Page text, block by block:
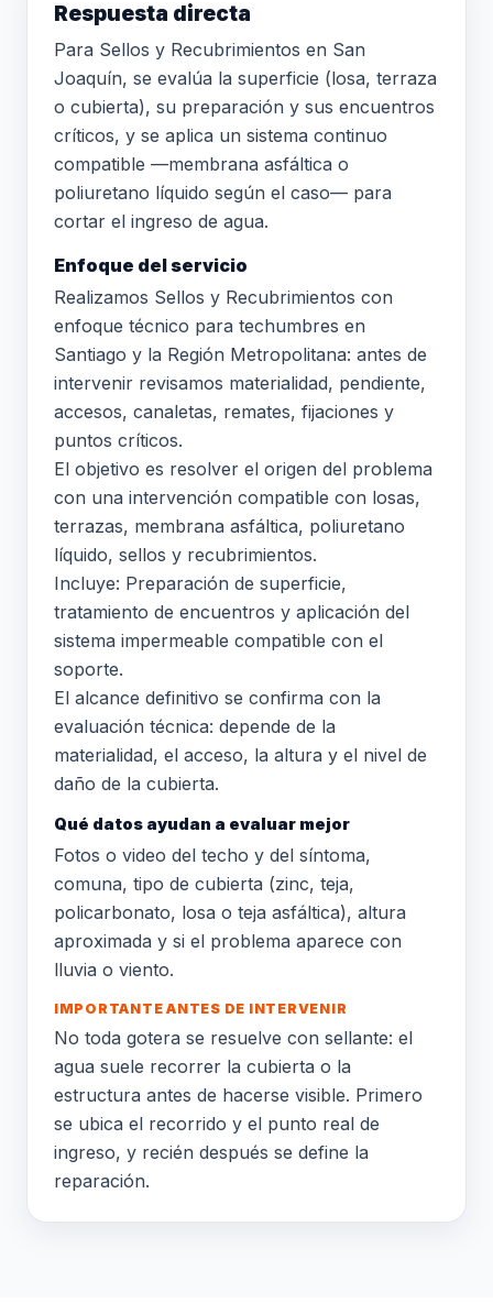
Respuesta directa
Para Sellos y Recubrimientos en San
Joaquín, se evalúa la superficie (losa, terraza
o cubierta), su preparación y sus encuentros
críticos, y se aplica un sistema continuo
compatible —membrana asfáltica o
poliuretano líquido según el caso— para
cortar el ingreso de agua.
Enfoque del servicio
Realizamos Sellos y Recubrimientos con
enfoque técnico para techumbres en
Santiago y la Región Metropolitana: antes de
intervenir revisamos materialidad, pendiente,
accesos, canaletas, remates, fijaciones y
puntos críticos.
El objetivo es resolver el origen del problema
con una intervención compatible con losas,
terrazas, membrana asfáltica, poliuretano
líquido, sellos y recubrimientos.
Incluye: Preparación de superficie,
tratamiento de encuentros y aplicación del
sistema impermeable compatible con el
soporte.
El alcance definitivo se confirma con la
evaluación técnica: depende de la
materialidad, el acceso, la altura y el nivel de
daño de la cubierta.
Qué datos ayudan a evaluar mejor
Fotos o video del techo y del síntoma,
comuna, tipo de cubierta (zinc, teja,
policarbonato, losa o teja asfáltica), altura
aproximada y si el problema aparece con
lluvia o viento.
IMPORTANTE ANTES DE INTERVENIR
No toda gotera se resuelve con sellante: el
agua suele recorrer la cubierta o la
estructura antes de hacerse visible. Primero
se ubica el recorrido y el punto real de
ingreso, y recién después se define la
reparación.